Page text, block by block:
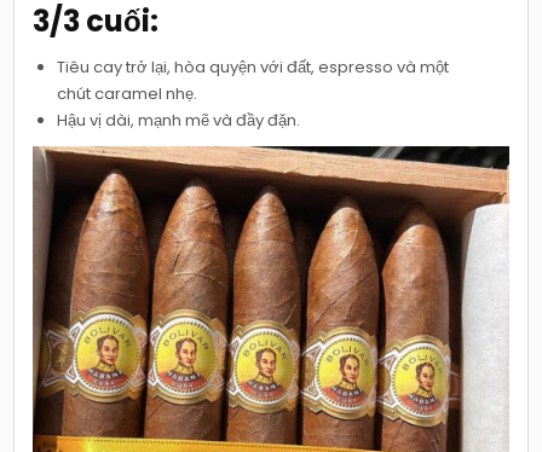
3/3 cuối:
Tiêu cay trở lại, hòa quyện với đất, espresso và một
chút caramel nhẹ.
Hậu vị dài, mạnh mẽ và đầy đặn.